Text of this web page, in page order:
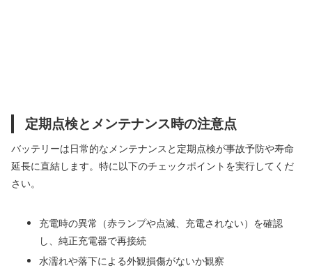
定期点検とメンテナンス時の注意点
バッテリーは日常的なメンテナンスと定期点検が事故予防や寿命
延長に直結します。特に以下のチェックポイントを実行してくだ
さい。
充電時の異常（赤ランプや点滅、充電されない）を確認
し、純正充電器で再接続
水濡れや落下による外観損傷がないか観察